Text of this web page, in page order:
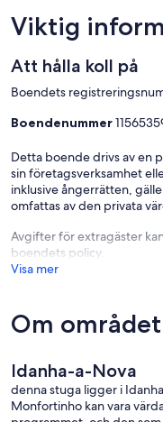
Viktig
Att hålla koll på
Boendets
Boendenummer
Detta boende drivs av en
sin företagsverksamhet
inklusive ångerrätten,
omfattas av den privata
Avgifter för extragäster
boendets policy.
Visa mer
Om området
Idanha-a-Nova
denna stuga ligger i
Monfortinho kan vara